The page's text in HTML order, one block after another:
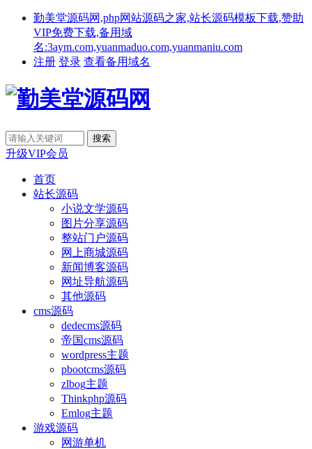
勤美堂源码网,php网站源码之家,站长源码模板下载,赞助
VIP免费下载,备用域
名:3aym.com,yuanmaduo.com,yuanmaniu.com
注册 登录 查看备用域名
升级VIP会员
首页
站长源码
小说文学源码
图片分享源码
整站门户源码
网上商城源码
新闻博客源码
网址导航源码
其他源码
cms源码
dedecms源码
帝国cms源码
wordpress主题
pbootcms源码
zlbog主题
Thinkphp源码
Emlog主题
游戏源码
网游单机